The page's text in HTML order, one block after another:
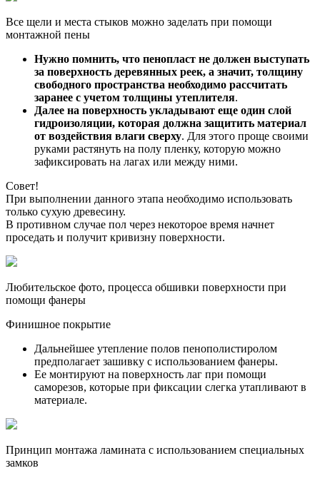
Все щели и места стыков можно заделать при помощи
монтажной пены
Нужно помнить, что пенопласт не должен выступать
за поверхность деревянных реек, а значит, толщину
свободного пространства необходимо рассчитать
заранее с учетом толщины утеплителя.
Далее на поверхность укладывают еще один слой
гидроизоляции, которая должна защитить материал
от воздействия влаги сверху. Для этого проще своими
руками растянуть на полу пленку, которую можно
зафиксировать на лагах или между ними.
Совет!
При выполнении данного этапа необходимо использовать
только сухую древесину.
В противном случае пол через некоторое время начнет
проседать и получит кривизну поверхности.
Любительское фото, процесса обшивки поверхности при
помощи фанеры
Финишное покрытие
Дальнейшее утепление полов пенополистиролом
предполагает зашивку с использованием фанеры.
Ее монтируют на поверхность лаг при помощи
саморезов, которые при фиксации слегка утапливают в
материале.
Принцип монтажа ламината с использованием специальных
замков